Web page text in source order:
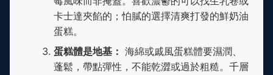
卡士達夾餡的；怕膩的選擇清爽打發的鮮奶油
蛋糕。
蛋糕體是地基： 海綿或戚風蛋糕體要濕潤、
蓬鬆，帶點彈性，不能乾澀或過於粗糙。千層